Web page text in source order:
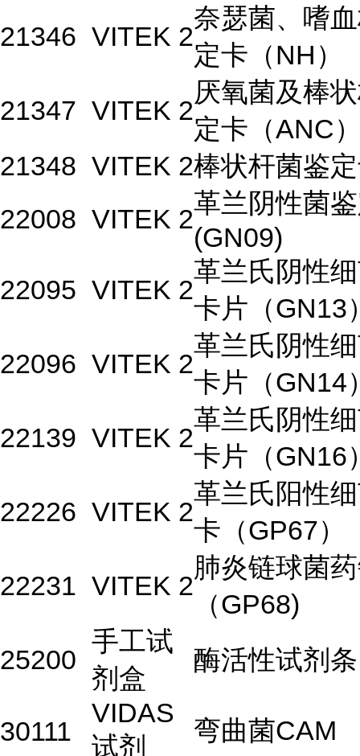
21346 VITEK 2
奈瑟菌、嗜
定卡（NH）
21347 VITEK 2
厌氧菌及棒
定卡（ANC
21348 VITEK 2棒状杆菌鉴
22008 VITEK 2
革兰阴性菌
(GN09)
22095 VITEK 2
革兰氏阴性
卡片（GN13
22096 VITEK 2
革兰氏阴性
卡片（GN14
22139 VITEK 2
革兰氏阴性
卡片（GN16
22226 VITEK 2
革兰氏阳性
卡（GP67）
22231 VITEK 2
肺炎链球菌
（GP68)
25200
手工试
剂盒
酶活性试剂条
30111
VIDAS
试剂
弯曲菌CAM